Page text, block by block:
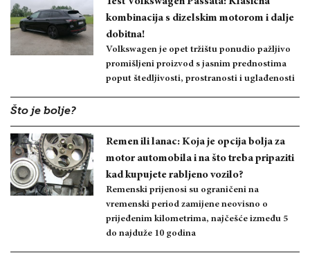
kombinacija s dizelskim motorom i dalje
dobitna!
Volkswagen je opet tržištu ponudio pažljivo
promišljeni proizvod s jasnim prednostima
poput štedljivosti, prostranosti i uglađenosti
Što je bolje?
Remen ili lanac: Koja je opcija bolja za
motor automobila i na što treba pripaziti
kad kupujete rabljeno vozilo?
Remenski prijenosi su ograničeni na
vremenski period zamijene neovisno o
prijeđenim kilometrima, najčešće između 5
do najduže 10 godina